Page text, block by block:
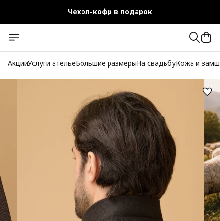
Чехол-кофр в подарок
Бесплатная доставка при заказе от 10 000 руб.
АкцииУслуги ательеБольшие размерыНа свадьбуКожа и